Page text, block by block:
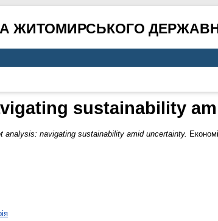
ЖИТОМИРСЬКОГО
sustainability
analysis: navigating sustainability amid uncertainty.